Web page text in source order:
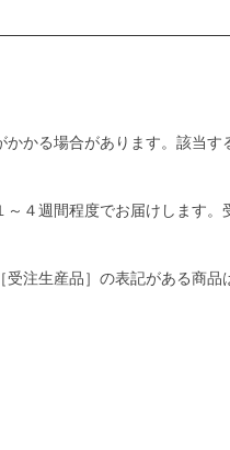
かる場合があります。該当す
４週間程度でお届けします。
注生産品］の表記がある商品